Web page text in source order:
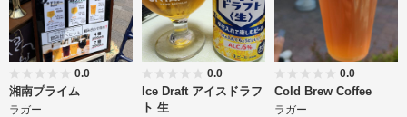
0.0
湘南プライム
ラガー
0.0
Ice Draft アイスドラフ
ト 生
0.0
Cold Brew Coffee
ラガー